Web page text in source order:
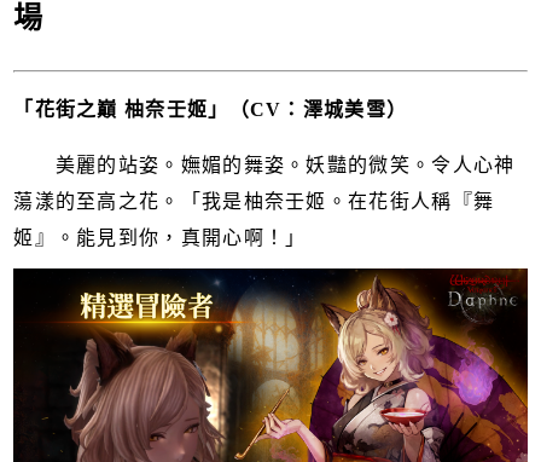
場
「花街之巔 柚奈壬姬」（CV：澤城美雪）
美麗的站姿。嫵媚的舞姿。妖豔的微笑。令人心神
蕩漾的至高之花。「我是柚奈壬姬。在花街人稱『舞
姬』。能見到你，真開心啊！」